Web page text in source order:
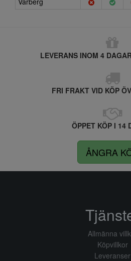
LEVERANS INOM 4
FRI FRAKT VID KÖP
ÖPPET KÖP I 14
ÅNGRA
Allmänna
Köpvillkor
Leveranser